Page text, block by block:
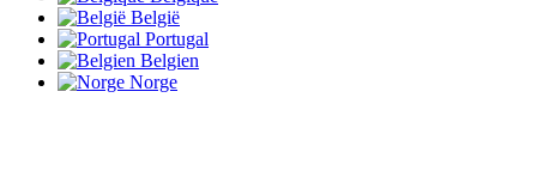
België
Portugal
Belgien
Norge